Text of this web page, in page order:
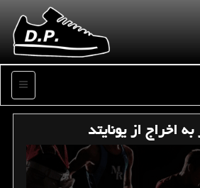
منو
اخراج از یونایتد